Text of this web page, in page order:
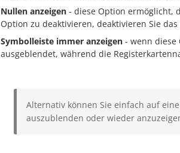
Nullen anzeigen - diese Option ermöglicht,
Option zu deaktivieren, deaktivieren Sie
Symbolleiste immer anzeigen - wenn diese
ausgeblendet, während die
Alternativ können Sie einfach auf
auszublenden oder wieder